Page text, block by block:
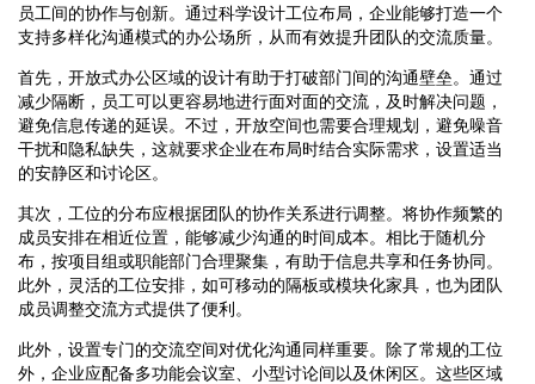
员工间的协作与创新。通过科学设计工位布局，企业能够打造一个
支持多样化沟通模式的办公场所，从而有效提升团队的交流质量。
首先，开放式办公区域的设计有助于打破部门间的沟通壁垒。通过
减少隔断，员工可以更容易地进行面对面的交流，及时解决问题，
避免信息传递的延误。不过，开放空间也需要合理规划，避免噪音
干扰和隐私缺失，这就要求企业在布局时结合实际需求，设置适当
的安静区和讨论区。
其次，工位的分布应根据团队的协作关系进行调整。将协作频繁的
成员安排在相近位置，能够减少沟通的时间成本。相比于随机分
布，按项目组或职能部门合理聚集，有助于信息共享和任务协同。
此外，灵活的工位安排，如可移动的隔板或模块化家具，也为团队
成员调整交流方式提供了便利。
此外，设置专门的交流空间对优化沟通同样重要。除了常规的工位
外，企业应配备多功能会议室、小型讨论间以及休闲区。这些区域